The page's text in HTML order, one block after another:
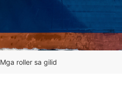
Mga roller sa gilid